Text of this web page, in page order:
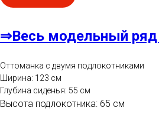
⇒Весь модельный ряд
Оттоманка с двумя подлокотниками
Ширина: 123 см
Глубина сиденья: 55 см
Высота подлокотника: 65 см